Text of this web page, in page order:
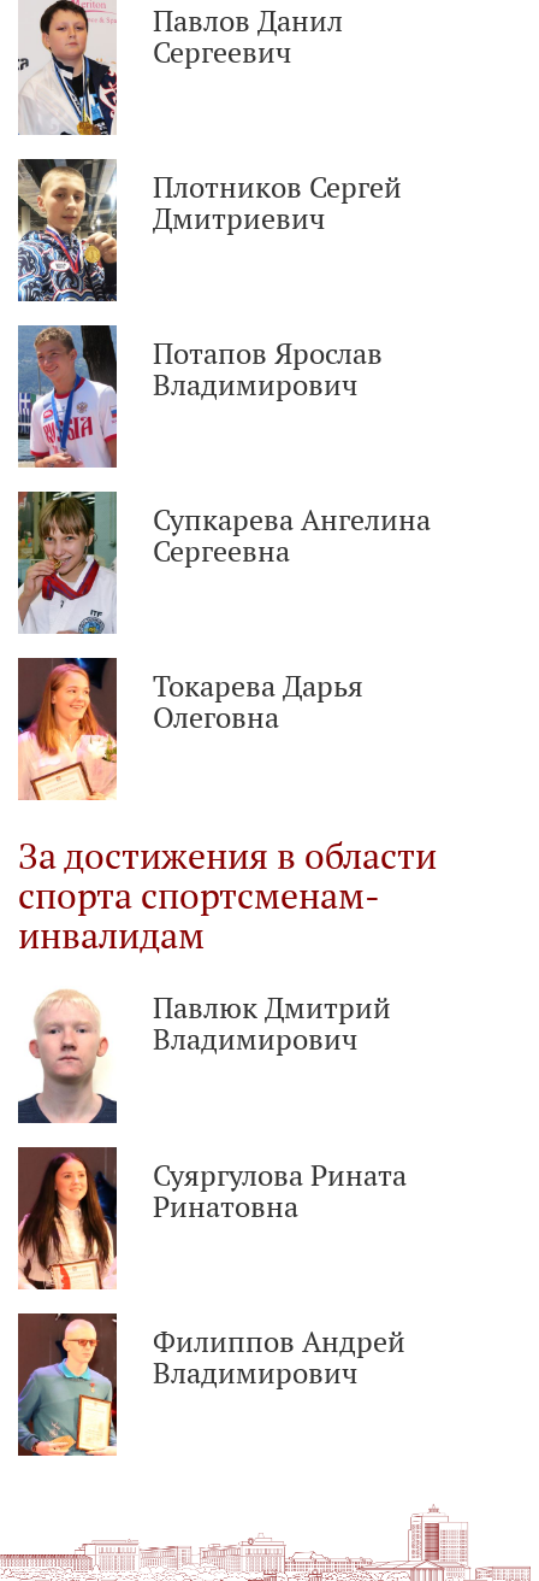
Павлов Данил
Сергеевич
Плотников Сергей
Дмитриевич
Потапов Ярослав
Владимирович
Супкарева Ангелина
Сергеевна
Токарева Дарья
Олеговна
За достижения в области
спорта спортсменам-
инвалидам
Павлюк Дмитрий
Владимирович
Суяргулова Рината
Ринатовна
Филиппов Андрей
Владимирович